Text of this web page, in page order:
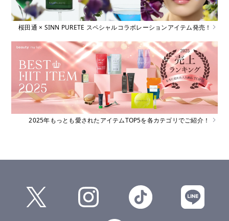
桜田通 × SINN PURETE スペシャルコラボレーションアイテム発売！
2025年もっとも愛されたアイテムTOP5を各カテゴリでご紹介！